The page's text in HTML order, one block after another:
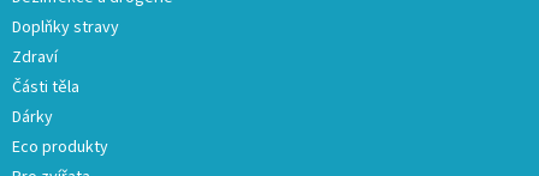
Doplňky stravy
Zdraví
Části těla
Dárky
Eco produkty